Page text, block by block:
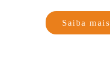
Saiba mais